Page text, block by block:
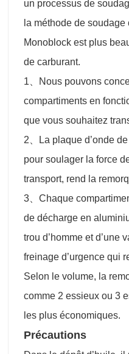
un processus de
la méthode de
Monoblock est plus
de carburant.
1、Nous pouvons
compartiments en
que vous souhaitez
2、La plaque d’onde
pour soulager la force
transport, rend la
3、Chaque
de décharge en
trou d’homme et d’une
freinage d’urgence qui
Selon le volume, la
comme 2 essieux ou 3
les plus économiques.
Précautions